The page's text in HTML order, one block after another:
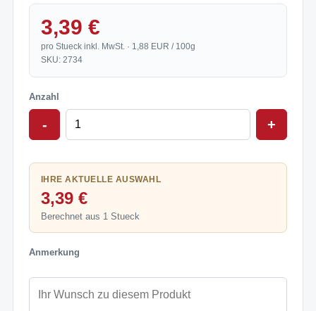
3,39 €
pro Stueck inkl. MwSt. · 1,88 EUR / 100g
SKU: 2734
Anzahl
- +
IHRE AKTUELLE AUSWAHL
3,39 €
Berechnet aus 1 Stueck
Anmerkung